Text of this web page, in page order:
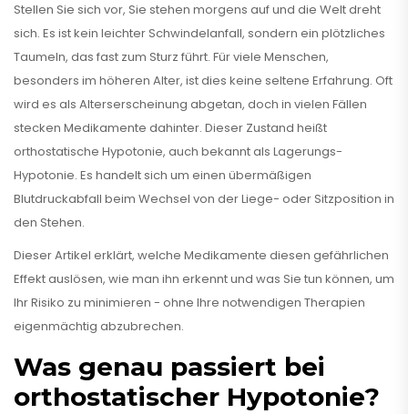
Stellen Sie sich vor, Sie stehen morgens auf und die Welt dreht
sich. Es ist kein leichter Schwindelanfall, sondern ein plötzliches
Taumeln, das fast zum Sturz führt. Für viele Menschen,
besonders im höheren Alter, ist dies keine seltene Erfahrung. Oft
wird es als Alterserscheinung abgetan, doch in vielen Fällen
stecken Medikamente dahinter. Dieser Zustand heißt
orthostatische Hypotonie, auch bekannt als Lagerungs-
Hypotonie. Es handelt sich um einen übermäßigen
Blutdruckabfall beim Wechsel von der Liege- oder Sitzposition in
den Stehen.
Dieser Artikel erklärt, welche Medikamente diesen gefährlichen
Effekt auslösen, wie man ihn erkennt und was Sie tun können, um
Ihr Risiko zu minimieren - ohne Ihre notwendigen Therapien
eigenmächtig abzubrechen.
Was genau passiert bei
orthostatischer Hypotonie?